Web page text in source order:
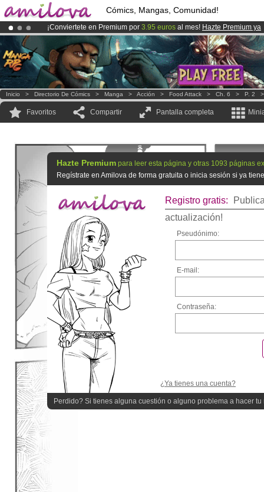
Cómics, Mangas, Comunidad!
¡Conviertete en Premium por 3.95 euros al mes! Hazte Premium ya
¡Ya tenemos 100000miembrosy 1000Cómics y Mangas!.
El Kickstarter Amilova está desormado lanzado!.
Inicio > Directorio De Cómics > Manga > Acción > Food Attack > Ch. 6 > P. 2
Favoritos Compartir Pantalla completa
Hazte Premium para leer esta página y otras 1093 páginas
Regístrate en Amilova de forma gratuita o inicia sesión si ya
Registro gratis:
actualización!
Pseudónimo:
E-mail:
Contraseña:
¿Ya tienes una cuenta?
Perdido? Si tienes alguna cuestión o alguno problema a hacer